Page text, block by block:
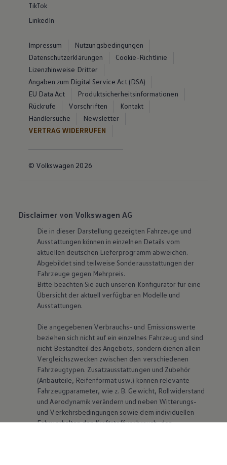
TikTok
LinkedIn
Impressum
Nutzungsbedingungen
Datenschutzerklärungen
Cookie-Richtlinie
Lizenzhinweise Dritter
Angaben zum Digital Service Act (DSA)
EU Data Act
Produktsicherheitsinformationen
Rückrufe
Vorschriften
Kontakt
Händlersuche
Newsletter
VERTRAG WIDERRUFEN
© Volkswagen 2026
Disclaimer von Volkswagen AG
Die in dieser Darstellung gezeigten Fahrzeuge und
Ausstattungen können in einzelnen Details vom
aktuellen deutschen Lieferprogramm abweichen.
Abgebildet sind teilweise Sonderausstattungen der
Fahrzeuge gegen Mehrpreis.
Bitte beachten Sie auch unseren Konfigurator für eine
Übersicht der aktuell verfügbaren Modelle und
Ausstattungen.
Die angegebenen Verbrauchs- und Emissionswerte
beziehen sich nicht auf ein einzelnes Fahrzeug und sind
nicht Bestandteil des Angebots, sondern dienen allein
Vergleichszwecken zwischen den verschiedenen
Fahrzeugtypen. Zusatzausstattungen und Zubehör
(Anbauteile, Reifenformat usw.) können relevante
Fahrzeugparameter, wie z. B. Gewicht, Rollwiderstand
und Aerodynamik verändern und neben Witterungs-
und Verkehrsbedingungen sowie dem individuellen
Fahrverhalten den Kraftstoffverbrauch, den